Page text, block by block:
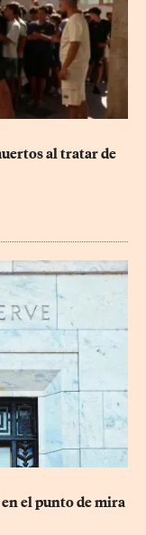
al tratar de
el punto de mira